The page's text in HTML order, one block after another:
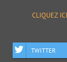
CLIQUEZ
TWITTER